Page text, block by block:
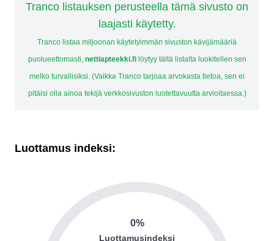
Tranco listauksen perusteella tämä sivusto on
laajasti käytetty.
Tranco listaa miljoonan käytetyimmän sivuston kävijämääriä
puolueettomasti, nettiapteekki.filöytyy tältä listalta luokitellen sen
melko turvallisiksi. (Vaikka Tranco tarjoaa arvokasta tietoa, sen ei
pitäisi olla ainoa tekijä verkkosivuston luotettavuutta arvioitaessa.)
Luottamus indeksi:
0%
Luottamusindeksi